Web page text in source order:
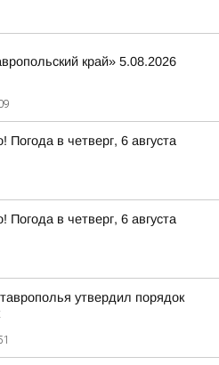
край» 5.08.2026
Погода в четверг, 6 августа
Погода в четверг, 6 августа
утвердил порядок